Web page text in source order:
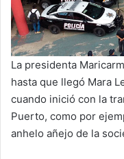
La presidenta
hasta que llegó Mara
cuando inició con la
Puerto, como por
anhelo añejo de la